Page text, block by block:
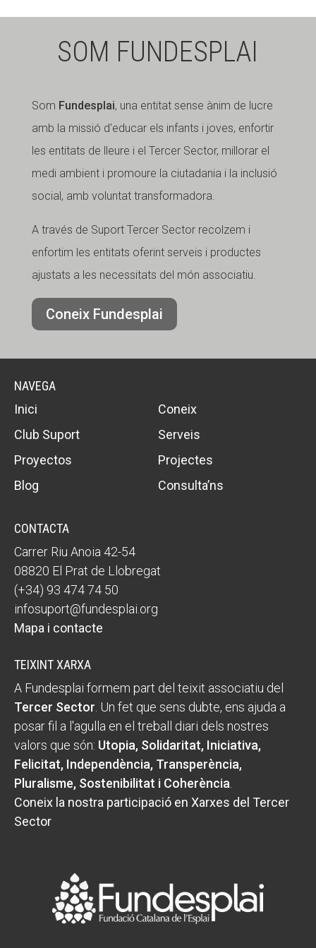
SOM FUNDESPLAI
Som Fundesplai, una entitat sense ànim de lucre
amb la missió d'educar els infants i joves, enfortir
les entitats de lleure i el Tercer Sector, millorar el
medi ambient i promoure la ciutadania i la inclusió
social, amb voluntat transformadora.
A través de Suport Tercer Sector recolzem i
enfortim les entitats oferint serveis i productes
ajustats a les necessitats del món associatiu.
Coneix Fundesplai
NAVEGA
Inici
Coneix
Club Suport
Serveis
Proyectos
Projectes
Blog
Consulta’ns
CONTACTA
Carrer Riu Anoia 42-54
08820 El Prat de Llobregat
(+34) 93 474 74 50
infosuport@fundesplai.org
Mapa i contacte
TEIXINT XARXA
A Fundesplai formem part del teixit associatiu del
Tercer Sector . Un fet que sens dubte, ens ajuda a
posar fil a l'agulla en el treball diari dels nostres
valors que són: Utopia, Solidaritat, Iniciativa,
Felicitat, Independència, Transperència,
Pluralisme, Sostenibilitat i Coherència
Coneix la nostra participació en Xarxes del Tercer
Sector